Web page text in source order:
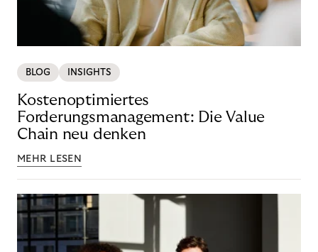
BLOG INSIGHTS
Kostenoptimiertes
Forderungsmanagement: Die Value
Chain neu denken
MEHR LESEN